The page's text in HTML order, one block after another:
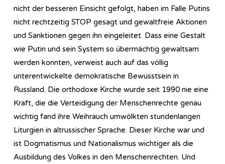
nicht der besseren Einsicht gefolgt, haben im Falle Putins
nicht rechtzeitig STOP gesagt und gewaltfreie Aktionen
und Sanktionen gegen ihn eingeleitet. Dass eine Gestalt
wie Putin und sein System so übermächtig gewaltsam
werden konnten, verweist auch auf das völlig
unterentwickelte demokratische Bewusstsein in
Russland. Die orthodoxe Kirche wurde seit 1990 nie eine
Kraft, die die Verteidigung der Menschenrechte genau
wichtig fand ihre Weihrauch umwölkten stundenlangen
Liturgien in altrussischer Sprache. Dieser Kirche war und
ist Dogmatismus und Nationalismus wichtiger als die
Ausbildung des Volkes in den Menschenrechten. Und